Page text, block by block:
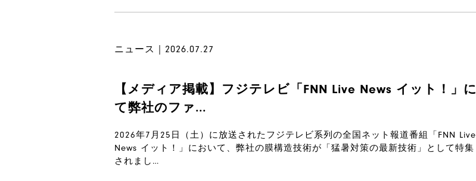
ニュース｜2026.07.27
【メディア掲載】フジテレビ「FNN Live News イット！」に
て弊社のファ...
2026年7月25日（土）に放送されたフジテレビ系列の全国ネット報道番組「FNN Live
News イット！」において、弊社の膜構造技術が「猛暑対策の最新技術」として特集
されまし…